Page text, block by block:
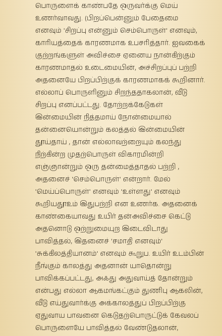
பொருளைக் காண்பதே ஒருவர்க்கு மெய்
உணர்வாவது. (பிறப்பென்னும் பேதைமை
எனவும் 'சிறப்பு என்னும் செம்பொருள்' எனவும்,
காரியத்தைக் காரணமாக உபசரித்தார். ஐவகைக்
குற்றங்களுள் அவிச்சை ஏனைய நான்கிற்கும்
காரணமாதல் உடைமையின், அச்சிறப்புப் பற்றி
அதனையே பிறப்பிற்குக் காரணமாகக் கூறினார்.
எல்லாப் பொருளினும் சிறந்ததாகலான், வீடு
சிறப்பு எனப்பட்டது. தோற்றக்கேடுகள்
இன்மையின் நித்தமாய் நோன்மையால்
தன்னையொன்றும் கலத்தல் இன்மையின்
தூய்தாய் , தான் எல்லாவற்றையும் கலந்து
நிற்கின்ற முதற்பொருள் விகாரமின்றி
எஞ்ஞான்றும் ஒரு தன்மைத்தாதல் பற்றி ,
அதனைச் 'செம்பொருள்' என்றார். மேல்
'மெய்ப்பொருள்' எனவும் 'உள்ளது' எனவும்
கூறியதூஉம் இதுபற்றி என உணர்க. அதனைக்
காண்கையாவது உயிர் தன்அவிச்சை கெட்டு
அதனொடு ஒற்றுமையுற இடைவிடாது
பாவித்தல், இதனைச் 'சமாதி எனவும்'
'சுக்கிலத்தியானம்' எனவும் கூறுப. உயிர் உடம்பின்
நீங்கும் காலத்து அதனான் யாதொன்று
பாவிக்கப்பட்டது, அஃது அதுவாய்த் தோன்றும்
என்பது எல்லா ஆகமங்கட்கும் துணிபு ஆகலின்,
வீடு எய்துவார்க்கு அக்காலத்துப் பிறப்பிற்கு
ஏதுவாய பாவனை கெடுதற்பொருட்டுக் கேவலப்
பொருளையே பாவித்தல் வேண்டுதலான்,